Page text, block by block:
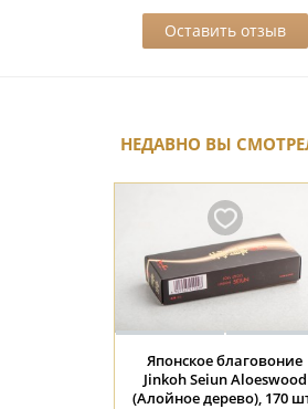
НЕДАВНО ВЫ
Японское благовоние
Jinkoh Seiun Aloeswood
(Алойное дерево), 170